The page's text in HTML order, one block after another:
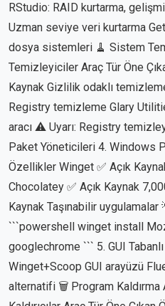
RStudio: RAID kurtarma,
Uzman seviye veri kurtarma
dosya sistemleri 🧹 Sistem
Temizleyiciler Araç Tür Öne
Kaynak Gizlilik odaklı
Registry temizleme Glary
aracı ⚠️ Uyarı: Registry
Paket Yöneticileri 4. Windows
Özellikler Winget ✅ Açık
Chocolatey ✅ Açık Kaynak
Kaynak Taşınabilir uygulamalar
```powershell winget install
googlechrome ``` 5. GUI
Winget+Scoop GUI arayüzü
alternatifi 🗑️ Program Kaldırma